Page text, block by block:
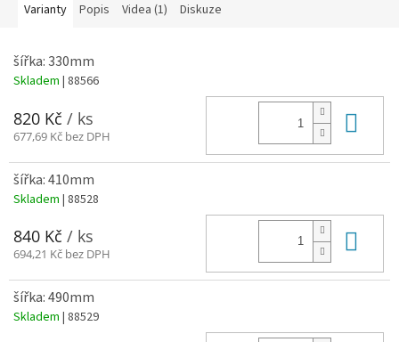
Varianty Popis Videa (1) Diskuze
šířka: 330mm
Skladem | 88566
820 Kč / ks
677,69 Kč bez DPH
šířka: 410mm
Skladem | 88528
840 Kč / ks
694,21 Kč bez DPH
šířka: 490mm
Skladem | 88529